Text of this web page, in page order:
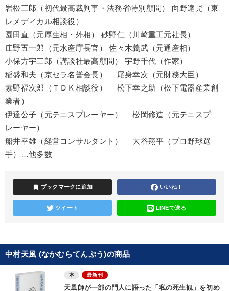
岩松三郎（初代最高裁判事・法務省特別顧問） 向野達児（東
レメディカル相談役）
園田直（元厚生相・外相） 砂野仁（川崎重工元社長）
庄野五一郎（元水産庁長官） 佐々木義武（元通産相）
小保方宇三郎（講談社最高顧問） 宇野千代（作家）
稲盛和夫（京セラ名誉会長） 尾身幸次（元財務大臣）
素野福次郎（ＴＤＫ相談役） 松下幸之助（松下電器産業創
業者）
伊達公子（元テニスプレーヤー） 松岡修造（元テニスプ
レーヤー）
船井幸雄（経営コンサルタント） 大谷翔平（プロ野球選
手）…他多数
bookmark ブックマークに追加 いいね！
ツイート LINEで送る
中村天風 (なかむらてんぷう)の商品
本 最新刊
天風師が一部の門人に語った「私の死生観」を初め